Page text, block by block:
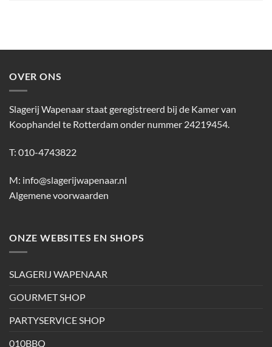
OVER ONS
Slagerij Wapenaar staat geregistreerd bij de Kamer van
Koophandel te Rotterdam onder nummer 24219454.
T: 010-4743822
M: info@slagerijwapenaar.nl
Algemene voorwaarden
ONZE WEBSITES EN SHOPS
SLAGERIJ WAPENAAR
GOURMET SHOP
PARTYSERVICE SHOP
010BBQ